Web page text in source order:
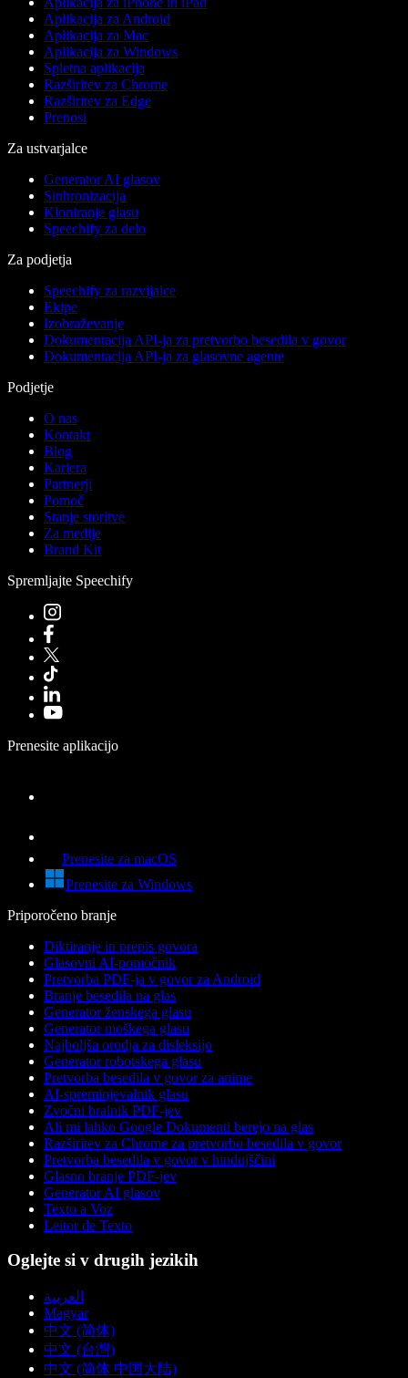
Aplikacija za Android
Aplikacija za Mac
Aplikacija za Windows
Spletna aplikacija
Razširitev za Chrome
Razširitev za Edge
Prenosi
Za ustvarjalce
Generator AI glasov
Sinhronizacija
Kloniranje glasu
Speechify za delo
Za podjetja
Speechify za razvijalce
Ekipe
Izobraževanje
Dokumentacija API-ja za pretvorbo besedila v govor
Dokumentacija API-ja za glasovne agente
Podjetje
O nas
Kontakt
Blog
Kariera
Partnerji
Pomoč
Stanje storitve
Za medije
Brand Kit
Spremljajte Speechify
Prenesite aplikacijo
Prenesite za macOS
Prenesite za Windows
Priporočeno branje
Diktiranje in prepis govora
Glasovni AI-pomočnik
Pretvorba PDF-ja v govor za Android
Branje besedila na glas
Generator ženskega glasu
Generator moškega glasu
Najboljša orodja za disleksijo
Generator robotskega glasu
Pretvorba besedila v govor za anime
AI-spreminjevalnik glasu
Zvočni bralnik PDF-jev
Ali mi lahko Google Dokumenti berejo na glas
Razširitev za Chrome za pretvorbo besedila v govor
Pretvorba besedila v govor v hindujščini
Glasno branje PDF-jev
Generator AI glasov
Texto a Voz
Leitor de Texto
Oglejte si v drugih jezikih
العربية
Magyar
中文 (简体)
中文 (台灣)
中文 (简体 中国大陆)